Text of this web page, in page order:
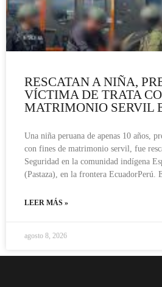
RESCATAN A NIÑA,
VÍCTIMA DE TRATA
MATRIMONIO SERVIL
Una niña peruana de apenas 10 años,
con fines de matrimonio servil, fue
Seguridad en la comunidad indígena
(Pastaza), en la frontera EcuadorPerú.
LEER MÁS »
agosto 8, 2026